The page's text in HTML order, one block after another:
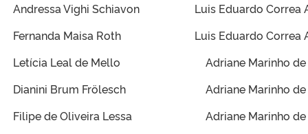
Andressa Vighi Schiavon
Luis Eduardo Correa
Fernanda Maisa Roth
Luis Eduardo Correa
Letícia Leal de Mello
Adriane Marinho
Dianini Brum Frölesch
Adriane Marinho
Filipe de Oliveira Lessa
Adriane Marinho